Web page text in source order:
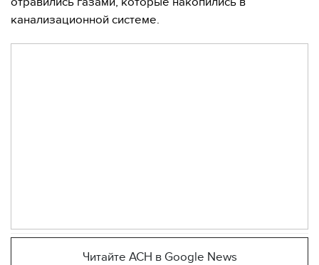
канализационной системе.
Читайте АСН в Google News